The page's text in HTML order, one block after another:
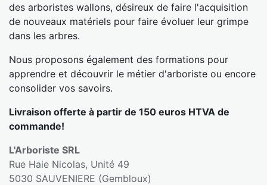
des arboristes wallons, désireux de faire l'acquisition
de nouveaux matériels pour faire évoluer leur grimpe
dans les arbres.
Nous proposons également des formations pour
apprendre et découvrir le métier d'arboriste ou encore
consolider vos savoirs.
Livraison offerte à partir de 150 euros HTVA de
commande!
L'Arboriste SRL
Rue Haie Nicolas, Unité 49
5030 SAUVENIERE (Gembloux)